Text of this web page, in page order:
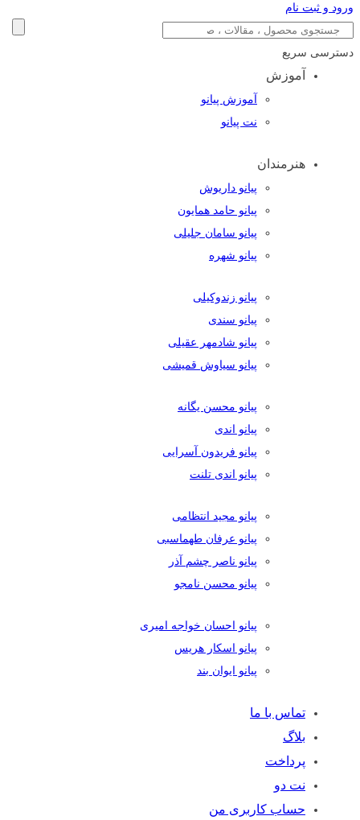
ورود و ثبت نام
دسترسی سریع
آموزش
آموزش پیانو
نت پیانو
هنرمندان
پیانو داریوش
پیانو حامد همایون
پیانو سامان جلیلی
پیانو شهره
پیانو زندوکیلی
پیانو سندی
پیانو شادمهر عقیلی
پیانو سیاوش قمیشی
پیانو محسن یگانه
پیانو اندی
پیانو فریدون آسرایی
پیانو اندی تلنت
پیانو مجید انتظامی
پیانو عرفان طهماسبی
پیانو ناصر چشم آذر
پیانو محسن نامجو
پیانو احسان خواجه امیری
پیانو اسکار هریس
پیانو ایوان بند
تماس با ما
بلاگ
پرداخت
نت دو
حساب کاربری من